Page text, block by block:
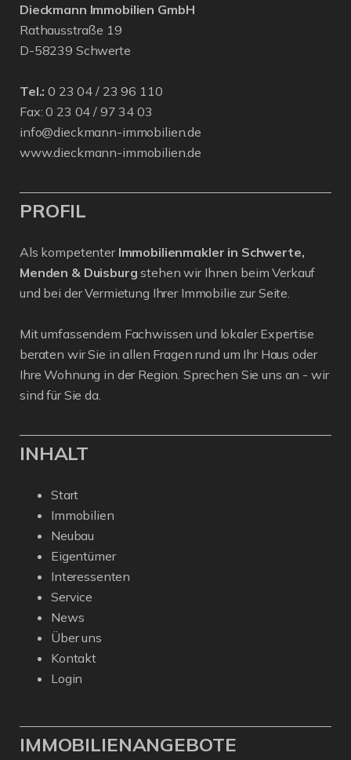
Dieckmann Immobilien GmbH
Rathausstraße 19
D-58239 Schwerte
Tel.: 0 23 04 / 23 96 110
Fax: 0 23 04 / 97 34 03
info@dieckmann-immobilien.de
www.dieckmann-immobilien.de
PROFIL
Als kompetenter Immobilienmakler in Schwerte,
Menden & Duisburg stehen wir Ihnen beim Verkauf
und bei der Vermietung Ihrer Immobilie zur Seite.
Mit umfassendem Fachwissen und lokaler Expertise
beraten wir Sie in allen Fragen rund um Ihr Haus oder
Ihre Wohnung in der Region. Sprechen Sie uns an - wir
sind für Sie da.
INHALT
Start
Immobilien
Neubau
Eigentümer
Interessenten
Service
News
Über uns
Kontakt
Login
IMMOBILIENANGEBOTE